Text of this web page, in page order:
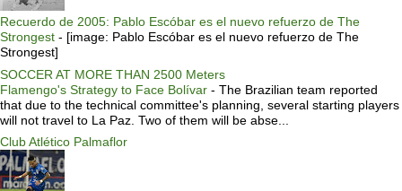
Recuerdo de 2005: Pablo Escóbar es el nuevo refuerzo de The
Strongest - [image: Pablo Escóbar es el nuevo refuerzo de The
Strongest]
SOCCER AT MORE THAN 2500 Meters
Flamengo's Strategy to Face Bolívar - The Brazilian team reported
that due to the technical committee's planning, several starting players
will not travel to La Paz. Two of them will be abse...
Club Atlético Palmaflor